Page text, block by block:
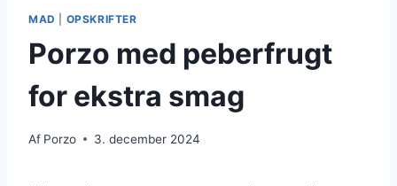
MAD OPSKRIFTER
Porzo med peberfrugt
for ekstra smag
Af Porzo 3. december 2024